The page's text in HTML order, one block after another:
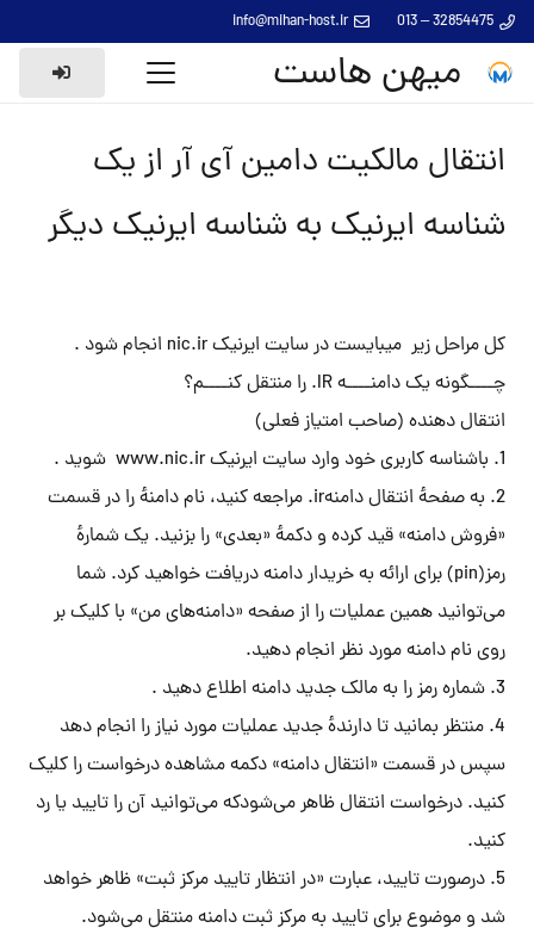
32854475 – 013
info@mihan-host.ir
میهن هاست
انتقال مالکیت دامین آی آر از یک
شناسه ایرنیک به شناسه ایرنیک دیگر
کل مراحل زیر میبایست در سایت ایرنیک nic.ir انجام شود .
چــــگونه یک دامنــــه IR. را منتقل کنــــم؟
انتقال دهنده (صاحب امتیاز فعلی)
1. باشناسه کاربری خود وارد سایت ایرنیک www.nic.ir شوید .
2. به صفحهٔ انتقال دامنهir. مراجعه کنید، نام دامنهٔ را در قسمت
«فروش دامنه» قید کرده و دکمهٔ «بعدی» را بزنید. یک شمارهٔ
رمز(pin) برای ارائه به خریدار دامنه دریافت خواهید کرد. شما
می‌توانید همین عملیات را از صفحه «دامنه‌های من» با کلیک بر
روی نام دامنه مورد نظر انجام دهید.
3. شماره رمز را به مالک جدید دامنه اطلاع دهید .
4. منتظر بمانید تا دارندهٔ جدید عملیات مورد نیاز را انجام دهد
سپس در قسمت «انتقال دامنه» دکمه مشاهده درخواست را کلیک
کنید. درخواست انتقال ظاهر می‌شودکه می‌توانید آن را تایید یا رد
کنید.
5. درصورت تایید، عبارت «در انتظار تایید مرکز ثبت» ظاهر خواهد
شد و موضوع برای تایید به مرکز ثبت دامنه منتقل می‌شود.